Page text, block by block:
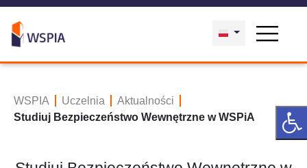
WSPIA Uczelnia
Aktualności
Studiuj Bezpieczeństwo Wewnętrzne w WSPiA